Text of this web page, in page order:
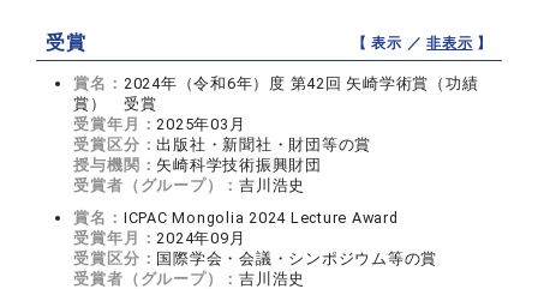
受賞 【 表示 ／非表示 】
賞名： 2024年（令和6年）度 第42回 矢崎学術賞（功績
賞） 受賞
受賞年月： 2025年03月
受賞区分：出版社・新聞社・財団等の賞
授与機関： 矢崎科学技術振興財団
受賞者（グループ）：吉川浩史
賞名： ICPAC Mongolia 2024 Lecture Award
受賞年月： 2024年09月
受賞区分： 国際学会・会議・シンポジウム等の賞
受賞者（グループ）：吉川浩史